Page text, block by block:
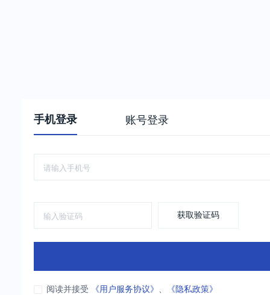
手机登录 账号登录
获取验证码
阅读并接受 《用户服务协议》 、 《隐私政策》